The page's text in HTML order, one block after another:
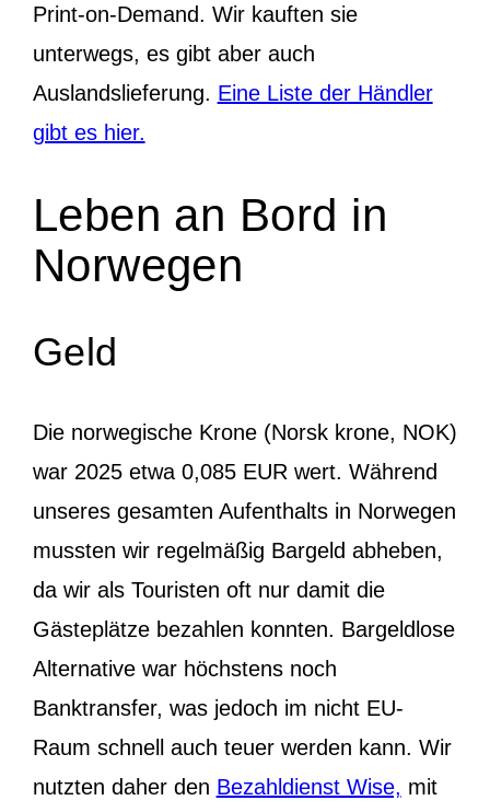
Print-on-Demand. Wir kauften sie
unterwegs, es gibt aber auch
Auslandslieferung. Eine Liste der Händler
gibt es hier.
Leben an Bord in
Norwegen
Geld
Die norwegische Krone (Norsk krone, NOK)
war 2025 etwa 0,085 EUR wert. Während
unseres gesamten Aufenthalts in Norwegen
mussten wir regelmäßig Bargeld abheben,
da wir als Touristen oft nur damit die
Gästeplätze bezahlen konnten. Bargeldlose
Alternative war höchstens noch
Banktransfer, was jedoch im nicht EU-
Raum schnell auch teuer werden kann. Wir
nutzten daher den Bezahldienst Wise, mit